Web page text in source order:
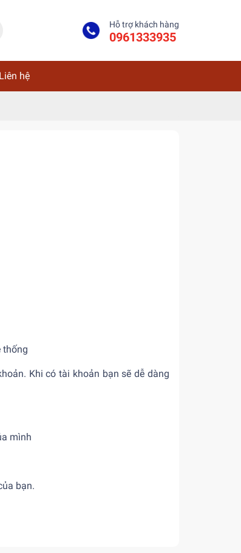
Hỗ trợ khách hàng
0961333935
Liên hệ
thống
Khi có tài khoản bạn sẽ dễ dàng
mình
bạn.